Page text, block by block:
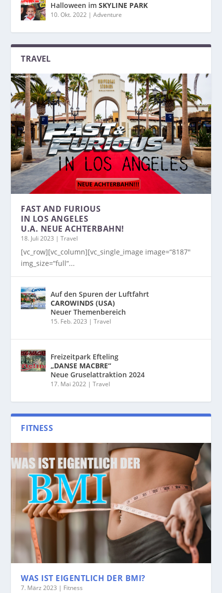
Halloween imSKYLINE PARK
10. Okt. 2022 |Adventure
TRAVEL
FAST AND FURIOUS
IN LOS ANGELES
U.A. NEUE ACHTERBAHN!
18. Juli 2023 |Travel
[vc_row][vc_column][vc_single_image image=“8187″
img_size=“full“...
Auf den Spuren der Luftfahrt
CAROWINDS (USA)
Neuer Themenbereich
15. Feb. 2023 |Travel
Freizeitpark Efteling
„DANSE MACBRE“
Neue Gruselattraktion 2024
17. Mai 2022 |Travel
FITNESS
WAS IST EIGENTLICH DER BMI?
7. März 2023 | Fitness